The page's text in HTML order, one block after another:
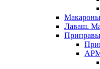
Макароны
Лаваш.